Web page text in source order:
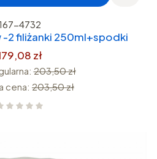
4732
-2 filiżanki 250ml+spodki
zł
203,50 zł
cena: 203,50 zł